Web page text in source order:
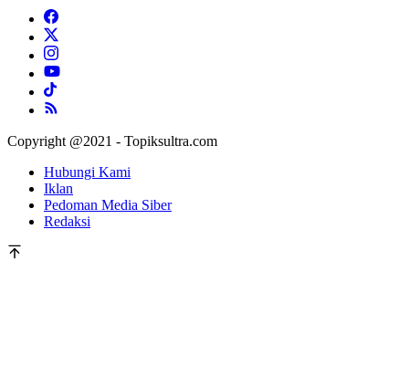
Copyright @2021 - Topiksultra.com
Hubungi Kami
Iklan
Pedoman Media Siber
Redaksi